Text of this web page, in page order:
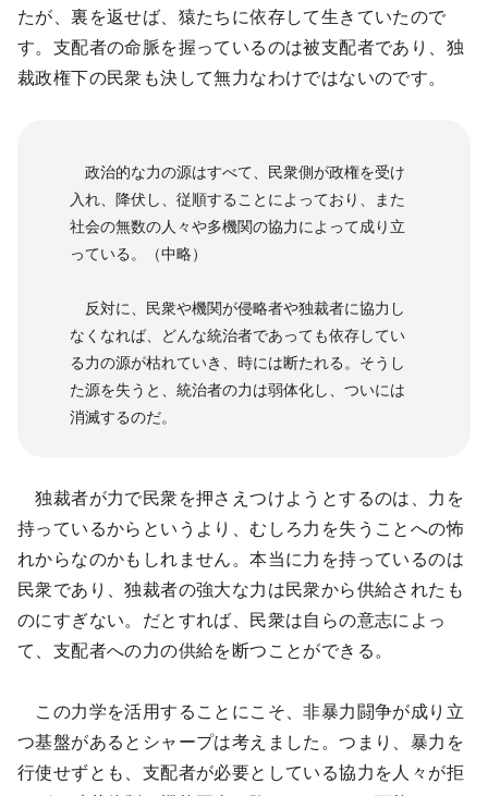
たが、裏を返せば、猿たちに依存して生きていたので
す。支配者の命脈を握っているのは被支配者であり、独
裁政権下の民衆も決して無力なわけではないのです。
政治的な力の源はすべて、民衆側が政権を受け
入れ、降伏し、従順することによっており、また
社会の無数の人々や多機関の協力によって成り立
っている。（中略）
反対に、民衆や機関が侵略者や独裁者に協力し
なくなれば、どんな統治者であっても依存してい
る力の源が枯れていき、時には断たれる。そうし
た源を失うと、統治者の力は弱体化し、ついには
消滅するのだ。
独裁者が力で民衆を押さえつけようとするのは、力を
持っているからというより、むしろ力を失うことへの怖
れからなのかもしれません。本当に力を持っているのは
民衆であり、独裁者の強大な力は民衆から供給されたも
のにすぎない。だとすれば、民衆は自らの意志によっ
て、支配者への力の供給を断つことができる。
この力学を活用することにこそ、非暴力闘争が成り立
つ基盤があるとシャープは考えました。つまり、暴力を
行使せずとも、支配者が必要としている協力を人々が拒